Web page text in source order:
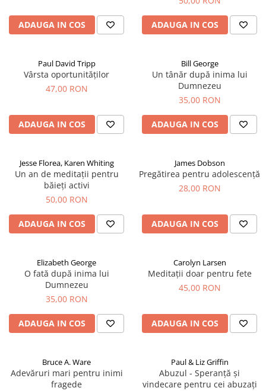
ADAUGA IN COS ADAUGA IN COS
Paul David Tripp
Vârsta oportunităților
47,00 RON
ADAUGA IN COS
Bill George
Un tânăr după inima lui
Dumnezeu
35,00 RON
ADAUGA IN COS
Jesse Florea, Karen Whiting
Un an de meditații pentru
băieți activi
50,00 RON
ADAUGA IN COS
James Dobson
Pregătirea pentru adolescență
28,00 RON
ADAUGA IN COS
Elizabeth George
O fată după inima lui
Dumnezeu
35,00 RON
ADAUGA IN COS
Carolyn Larsen
Meditații doar pentru fete
45,00 RON
ADAUGA IN COS
Bruce A. Ware
Adevăruri mari pentru inimi
fragede
Paul & Liz Griffin
Abuzul - Speranță și
vindecare pentru cei abuzați